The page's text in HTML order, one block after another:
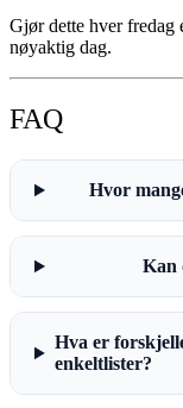
Gjør dette hver fredag
nøyaktig dag.
FAQ
Hvor
Kan
Hva er
enkeltlister?